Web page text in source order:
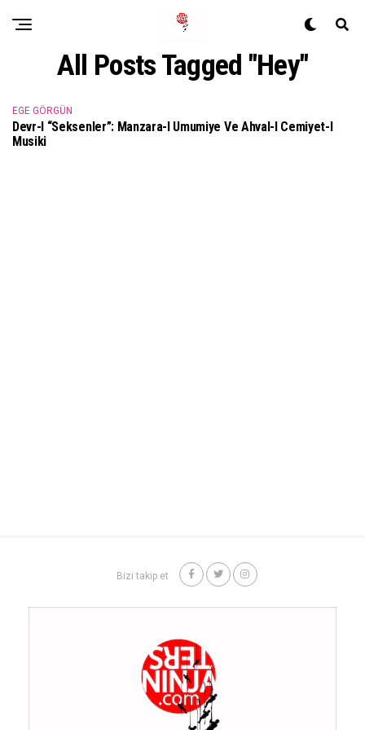
All Posts Tagged "Hey"
EGE GÖRGÜN
Devr-I “Seksenler”: Manzara-I Umumiye Ve Ahval-I Cemiyet-I
Musiki
Bizi takip et